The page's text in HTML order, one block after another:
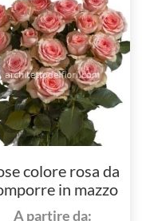
colore rosa da
in mazzo
numero di steli.
A partire da: